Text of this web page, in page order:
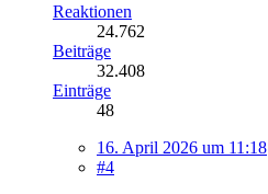
Reaktionen
24.762
Beiträge
32.408
Einträge
48
16. April 2026 um 11:18
#4